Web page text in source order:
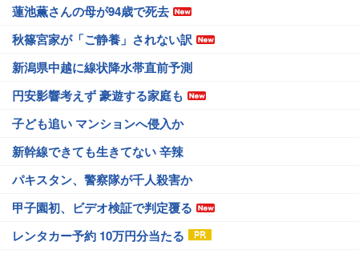
蓮池薫さんの母が94歳で死去
秋篠宮家が「ご静養」されない訳
新潟県中越に線状降水帯直前予測
円安影響考えず 豪遊する家庭も
子ども追い マンションへ侵入か
新幹線できても生きてない 辛辣
パキスタン、警察隊が千人殺害か
甲子園初、ビデオ検証で判定覆る
レンタカー予約 10万円分当たる